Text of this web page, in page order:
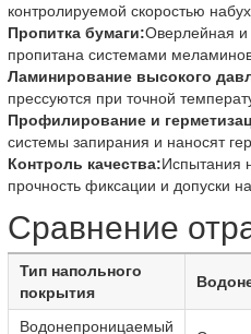
контролируемой скоростью
Пропитка бумаги:Оверлейная и
пропитана системами
Ламинирование высокого
прессуются при точной
Профилирование и
системы запирания и наносят
Контроль качества:Испытания
прочность фиксации и допуски
Сравнение
Тип напольного
покрытия
Водонепроницаемый